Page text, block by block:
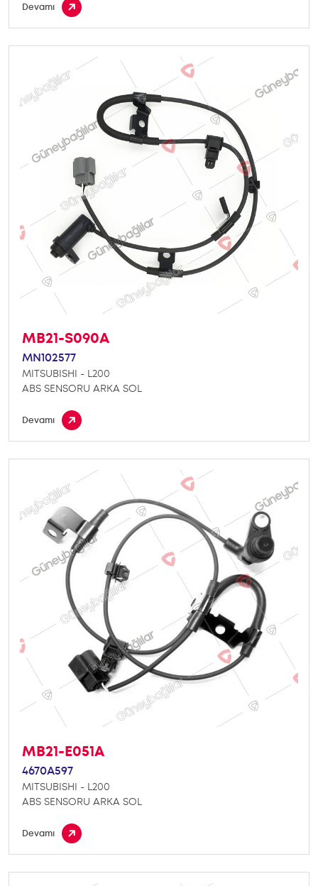
Devamı
MB21-S090A
MN102577
MITSUBISHI - L200
ABS SENSORU ARKA SOL
Devamı
MB21-E051A
4670A597
MITSUBISHI - L200
ABS SENSORU ARKA SOL
Devamı